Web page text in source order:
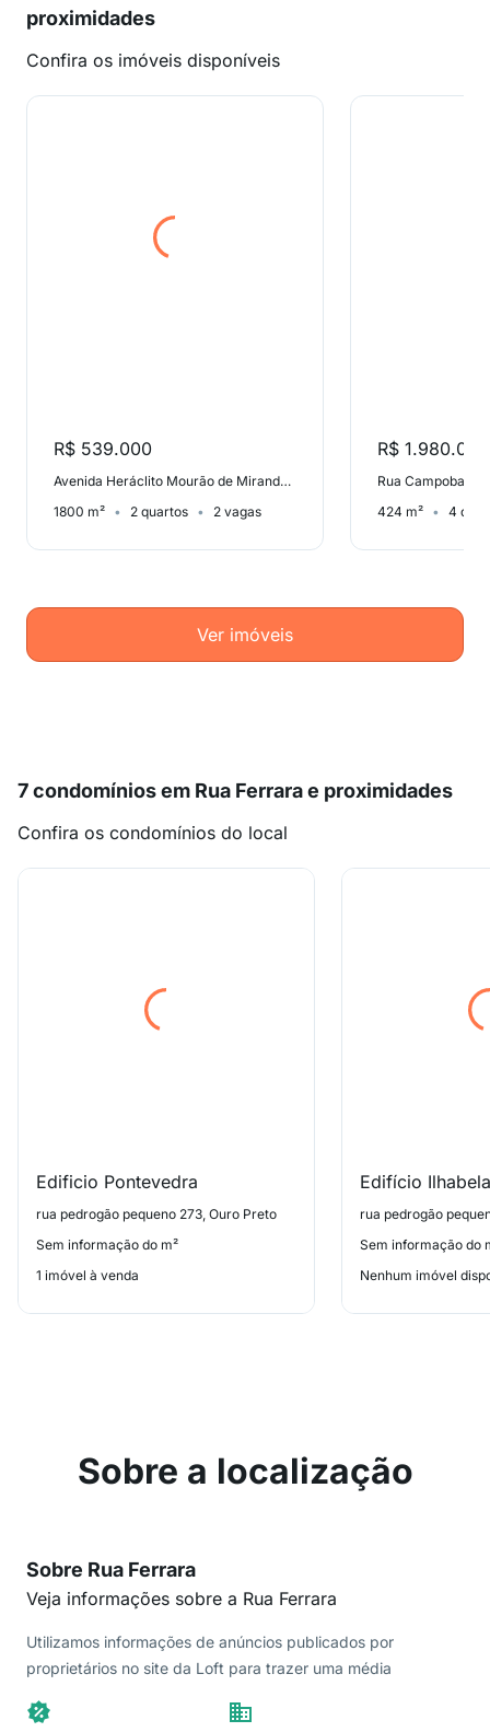
proximidades
Confira os imóveis disponíveis
R$ 539.000
Avenida Heráclito Mourão de Miranda, Serrano
1800 m²
2 quartos 2 vagas
R$ 1.980.000
Rua
424 m²
4
Ver imóveis
7 condomínios em Rua Ferrara e proximidades
Confira os condomínios do local
Edificio Pontevedra
rua pedrogão pequeno 273, Ouro Preto
Sem informação do m²
1 imóvel à venda
Edifício Ilhabela
rua pedrogão
Sem informação do
Nenhum imóvel
Sobre a localização
Sobre Rua Ferrara
Veja informações sobre a Rua Ferrara
Utilizamos informações de anúncios publicados por
proprietários no site da Loft para trazer uma média